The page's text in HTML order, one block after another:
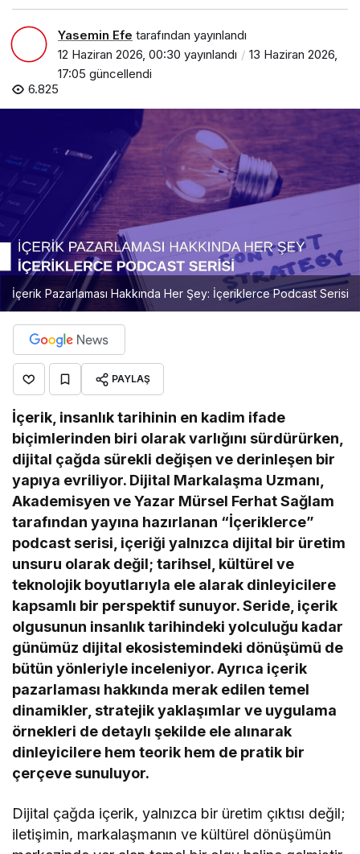
Yasemin Efe tarafından yayınlandı
12 Haziran 2026, 00:30 yayınlandı
13 Haziran 2026,
17:05 güncellendi
6.825
İçerik Pazarlaması Hakkında Her Şey: İçeriklerce Podcast Serisi
PAYLAŞ
İçerik, insanlık tarihinin en kadim ifade
biçimlerinden biri olarak varlığını sürdürürken,
dijital çağda sürekli değişen ve derinleşen bir
yapıya evriliyor. Dijital Markalaşma Uzmanı,
Akademisyen ve Yazar Mürsel Ferhat Sağlam
tarafından yayına hazırlanan “İçeriklerce”
podcast serisi, içeriği yalnızca dijital bir üretim
unsuru olarak değil; tarihsel, kültürel ve
teknolojik boyutlarıyla ele alarak dinleyicilere
kapsamlı bir perspektif sunuyor. Seride, içerik
olgusunun insanlık tarihindeki yolculuğu kadar
günümüz dijital ekosistemindeki dönüşümü de
bütün yönleriyle inceleniyor. Ayrıca içerik
pazarlaması hakkında merak edilen temel
dinamikler, stratejik yaklaşımlar ve uygulama
örnekleri de detaylı şekilde ele alınarak
dinleyicilere hem teorik hem de pratik bir
çerçeve sunuluyor.
Dijital çağda içerik, yalnızca bir üretim çıktısı değil;
iletişimin, markalaşmanın ve kültürel dönüşümün